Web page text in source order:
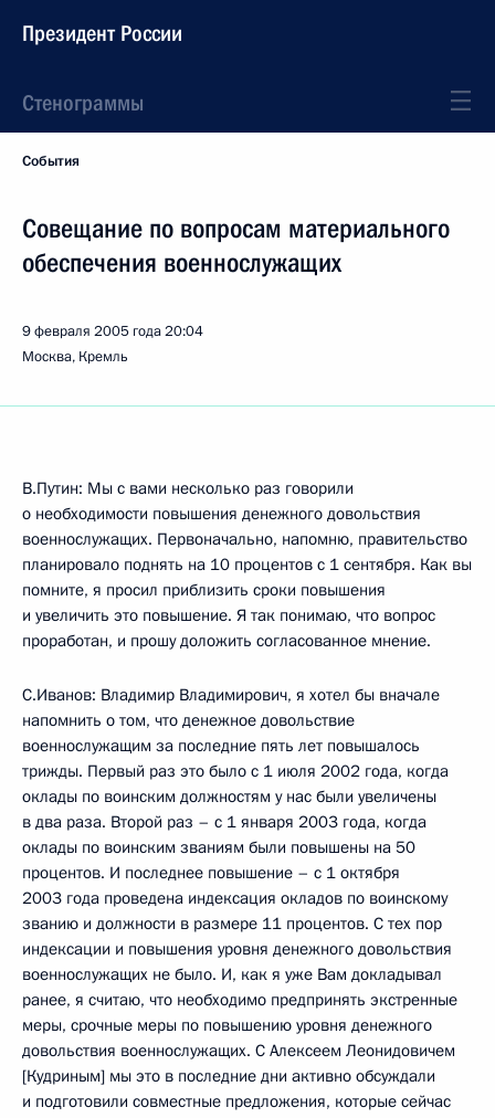
Президент России
Стенограммы
События
Совещание по вопросам материального
обеспечения военнослужащих
9 февраля 2005 года20:04
Москва, Кремль
В.Путин: Мы с вами несколько раз говорили
о необходимости повышения денежного довольствия
военнослужащих. Первоначально, напомню, правительство
планировало поднять на 10 процентов с 1 сентября. Как вы
помните, я просил приблизить сроки повышения
и увеличить это повышение. Я так понимаю, что вопрос
проработан, и прошу доложить согласованное мнение.
С.Иванов: Владимир Владимирович, я хотел бы вначале
напомнить о том, что денежное довольствие
военнослужащим за последние пять лет повышалось
трижды. Первый раз это было с 1 июля 2002 года, когда
оклады по воинским должностям у нас были увеличены
в два раза. Второй раз – с 1 января 2003 года, когда
оклады по воинским званиям были повышены на 50
процентов. И последнее повышение – с 1 октября
2003 года проведена индексация окладов по воинскому
званию и должности в размере 11 процентов. С тех пор
индексации и повышения уровня денежного довольствия
военнослужащих не было. И, как я уже Вам докладывал
ранее, я считаю, что необходимо предпринять экстренные
меры, срочные меры по повышению уровня денежного
довольствия военнослужащих. С Алексеем Леонидовичем
[Кудриным] мы это в последние дни активно обсуждали
и подготовили совместные предложения, которые сейчас